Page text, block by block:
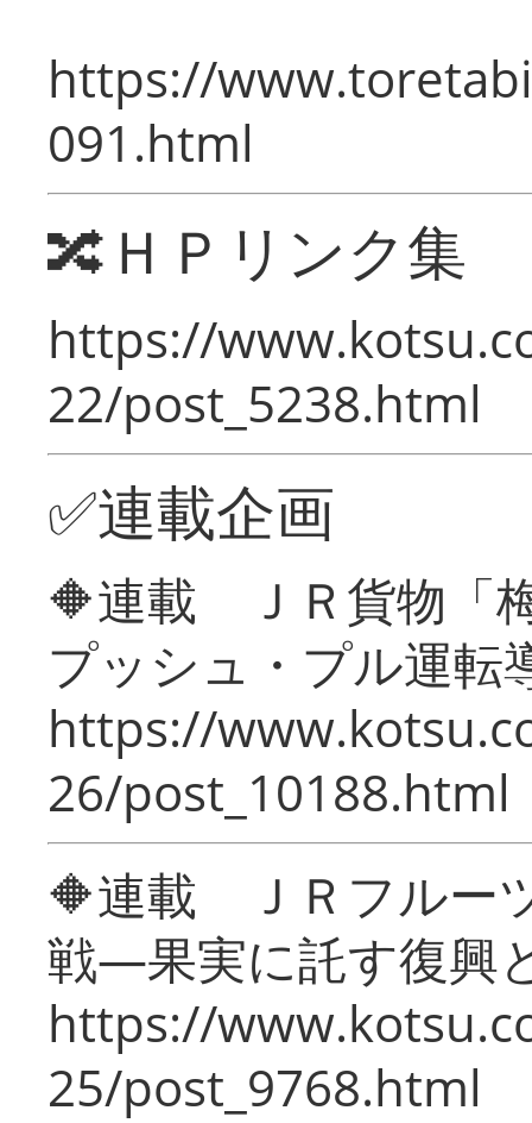
https://
091.html
🔀ＨＰリンク集
https://
22/post_5238.html
✅連載企画
🔶連載 ＪＲ貨物「
プッシュ・プル運転
https://
26/post_10188.html
🔶連載 ＪＲフルー
戦―果実に託す復興
https://
25/post_9768.html